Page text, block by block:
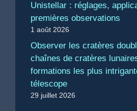
Unistellar : réglages,
premières observations
1 août 2026
Observer les cratères
chaînes de cratères
formations les plus
télescope
29 juillet 2026